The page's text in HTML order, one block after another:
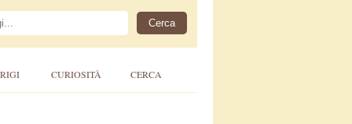
CURIOSITÀ CERCA